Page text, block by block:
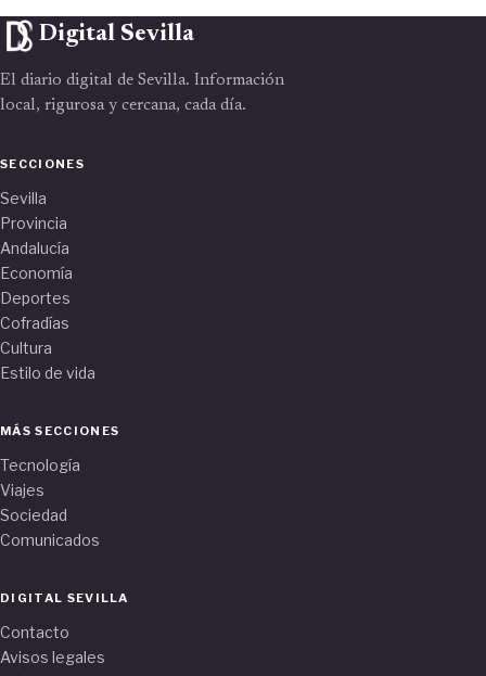
Digital Sevilla
El diario digital de Sevilla. Información
local, rigurosa y cercana, cada día.
SECCIONES
Sevilla
Provincia
Andalucía
Economía
Deportes
Cofradías
Cultura
Estilo de vida
MÁS SECCIONES
Tecnología
Viajes
Sociedad
Comunicados
DIGITAL SEVILLA
Contacto
Avisos legales